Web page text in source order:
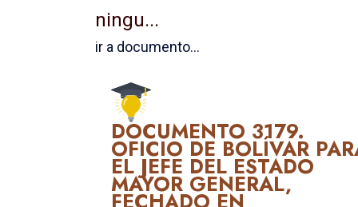
ningu...
ir a documento...
DOCUMENTO 3179.
OFICIO DE BOLÍVAR
EL JEFE DEL ESTADO
MAYOR GENERAL,